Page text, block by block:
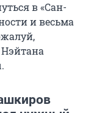
в «Сан-
и весьма
Нэйтана